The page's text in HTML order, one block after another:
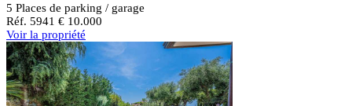
5 Places de parking / garage
Réf. 5941 € 10.000
Voir la propriété